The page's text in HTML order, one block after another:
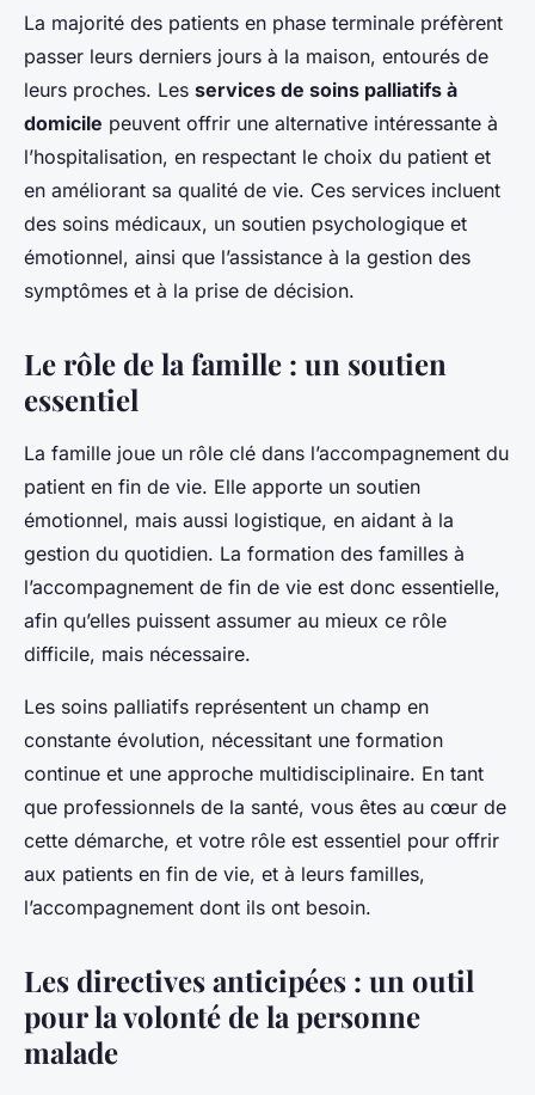
La majorité des patients en phase terminale préfèrent
passer leurs derniers jours à la maison, entourés de
leurs proches. Les services de soins palliatifs à
domicile peuvent offrir une alternative intéressante à
l’hospitalisation, en respectant le choix du patient et
en améliorant sa qualité de vie. Ces services incluent
des soins médicaux, un soutien psychologique et
émotionnel, ainsi que l’assistance à la gestion des
symptômes et à la prise de décision.
Le rôle de la famille : un soutien
essentiel
La famille joue un rôle clé dans l’accompagnement du
patient en fin de vie. Elle apporte un soutien
émotionnel, mais aussi logistique, en aidant à la
gestion du quotidien. La formation des familles à
l’accompagnement de fin de vie est donc essentielle,
afin qu’elles puissent assumer au mieux ce rôle
difficile, mais nécessaire.
Les soins palliatifs représentent un champ en
constante évolution, nécessitant une formation
continue et une approche multidisciplinaire. En tant
que professionnels de la santé, vous êtes au cœur de
cette démarche, et votre rôle est essentiel pour offrir
aux patients en fin de vie, et à leurs familles,
l’accompagnement dont ils ont besoin.
Les directives anticipées : un outil
pour la volonté de la personne
malade